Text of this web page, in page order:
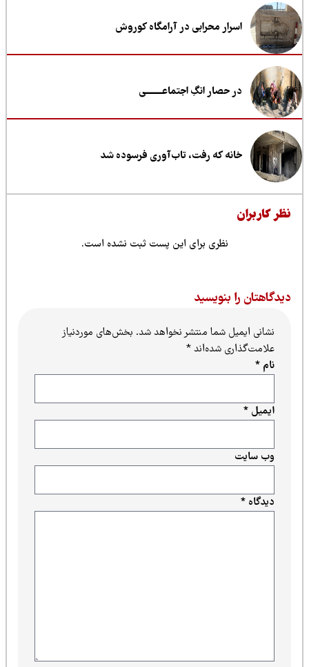
اسرار محرابی در آرامگاه کوروش
در حصار انگِ اجتماعــــــــی
خانه که رفت، تاب‌آوری فرسوده شد
کاربران
نظری برای این پست ثبت نشده است.
را بنویسید
نشانی ایمیل شما منتشر نخواهد شد.بخش‌های موردنیاز
علامت‌گذاری شده‌اند*
دیدگاه*
ایمیل*
وب‌ سایت